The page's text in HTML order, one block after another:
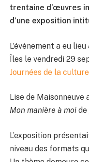
trentaine d’œuvres
d’une exposition
L’événement a eu
Îles le vendredi 29
Journées de la culture
Lise de
Mon manière à moi de
L’exposition
niveau des formats